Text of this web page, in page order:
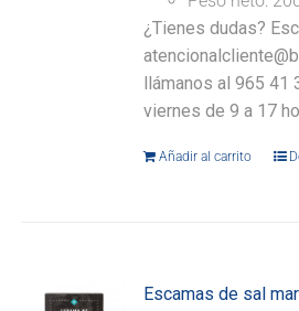
¿Tienes dudas?
llámanos al 965 41
viernes de 9 a 17
Añadir al carrito
Escamas de sal